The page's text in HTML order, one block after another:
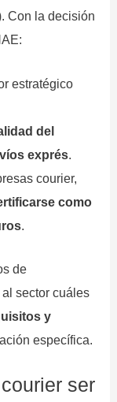
Con la decisión
estratégico
del
exprés.
courier,
como
.
de
sector cuáles
y
específica.
ser